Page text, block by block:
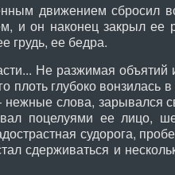
движением сбросил
и он наконец закрыл ее
грудь, ее бедра.
Не разжимая
плоть глубоко
нежные слова,
поцелуями ее лицо,
судорога,
сдерживаться и